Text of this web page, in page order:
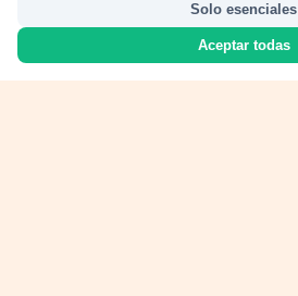
Solo esenciales
Aceptar todas